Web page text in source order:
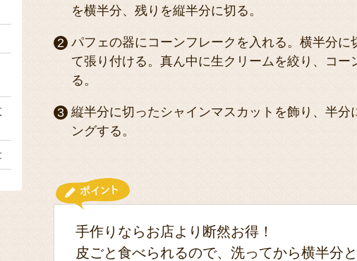
を横半分、残りを縦半分に切る。
パフェの器にコーンフレークを入れる。横半分
て張り付ける。真ん中に生クリームを絞り、コ
る。
縦半分に切ったシャインマスカットを飾り、半
ングする。
手作りならお店より断然お得！
皮ごと食べられるので、洗ってから横半分